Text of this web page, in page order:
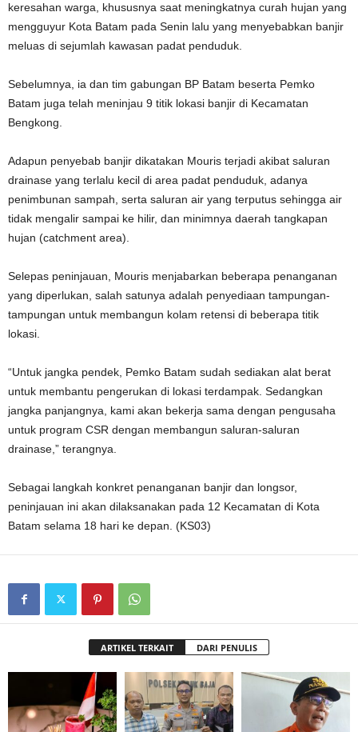
keresahan warga, khususnya saat meningkatnya curah hujan yang
mengguyur Kota Batam pada Senin lalu yang menyebabkan banjir
meluas di sejumlah kawasan padat penduduk.
Sebelumnya, ia dan tim gabungan BP Batam beserta Pemko
Batam juga telah meninjau 9 titik lokasi banjir di Kecamatan
Bengkong.
Adapun penyebab banjir dikatakan Mouris terjadi akibat saluran
drainase yang terlalu kecil di area padat penduduk, adanya
penimbunan sampah, serta saluran air yang terputus sehingga air
tidak mengalir sampai ke hilir, dan minimnya daerah tangkapan
hujan (catchment area).
Selepas peninjauan, Mouris menjabarkan beberapa penanganan
yang diperlukan, salah satunya adalah penyediaan tampungan-
tampungan untuk membangun kolam retensi di beberapa titik
lokasi.
“Untuk jangka pendek, Pemko Batam sudah sediakan alat berat
untuk membantu pengerukan di lokasi terdampak. Sedangkan
jangka panjangnya, kami akan bekerja sama dengan pengusaha
untuk program CSR dengan membangun saluran-saluran
drainase,” terangnya.
Sebagai langkah konkret penanganan banjir dan longsor,
peninjauan ini akan dilaksanakan pada 12 Kecamatan di Kota
Batam selama 18 hari ke depan. (KS03)
ARTIKEL TERKAIT DARI PENULIS